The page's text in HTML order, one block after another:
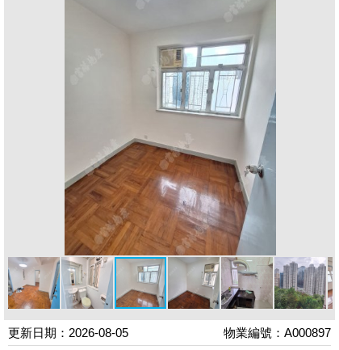
更新日期：2026-08-05 物業編號：A000897